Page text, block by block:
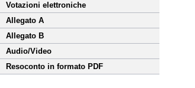
Votazioni elettroniche
Allegato A
Allegato B
Audio/Video
Resoconto in formato PDF